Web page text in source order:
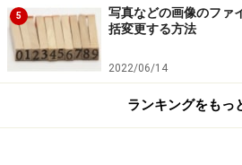
5
写真などの画像のファ
括変更する方法
2022/06/14
ランキングをもっ